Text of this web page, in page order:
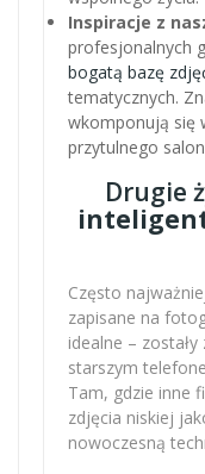
Inspiracje z
profesjonalnych
bogatą bazę
tematycznych.
wkomponują się
przytulnego
Drugie
Często
zapisane na
idealne –
starszym
Tam, gdzie inne
zdjęcia niskiej
nowoczesną